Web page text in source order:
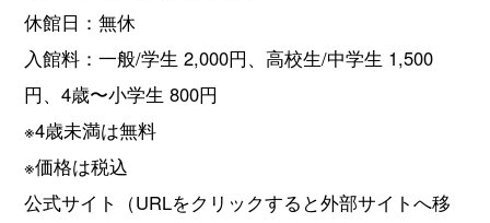
休館日：無休
入館料：一般/学生 2,000円、高校生/中学生 1,500
円、4歳〜小学生 800円
※4歳未満は無料
※価格は税込
公式サイト（URLをクリックすると外部サイトへ移